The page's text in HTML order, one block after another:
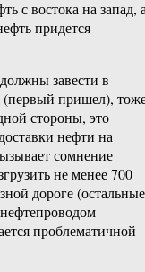
с востока на запад,
придется
завести в
(первый пришел),
стороны, это
нефти на
сомнение
не менее 700
дороге (остальные
проблематичной